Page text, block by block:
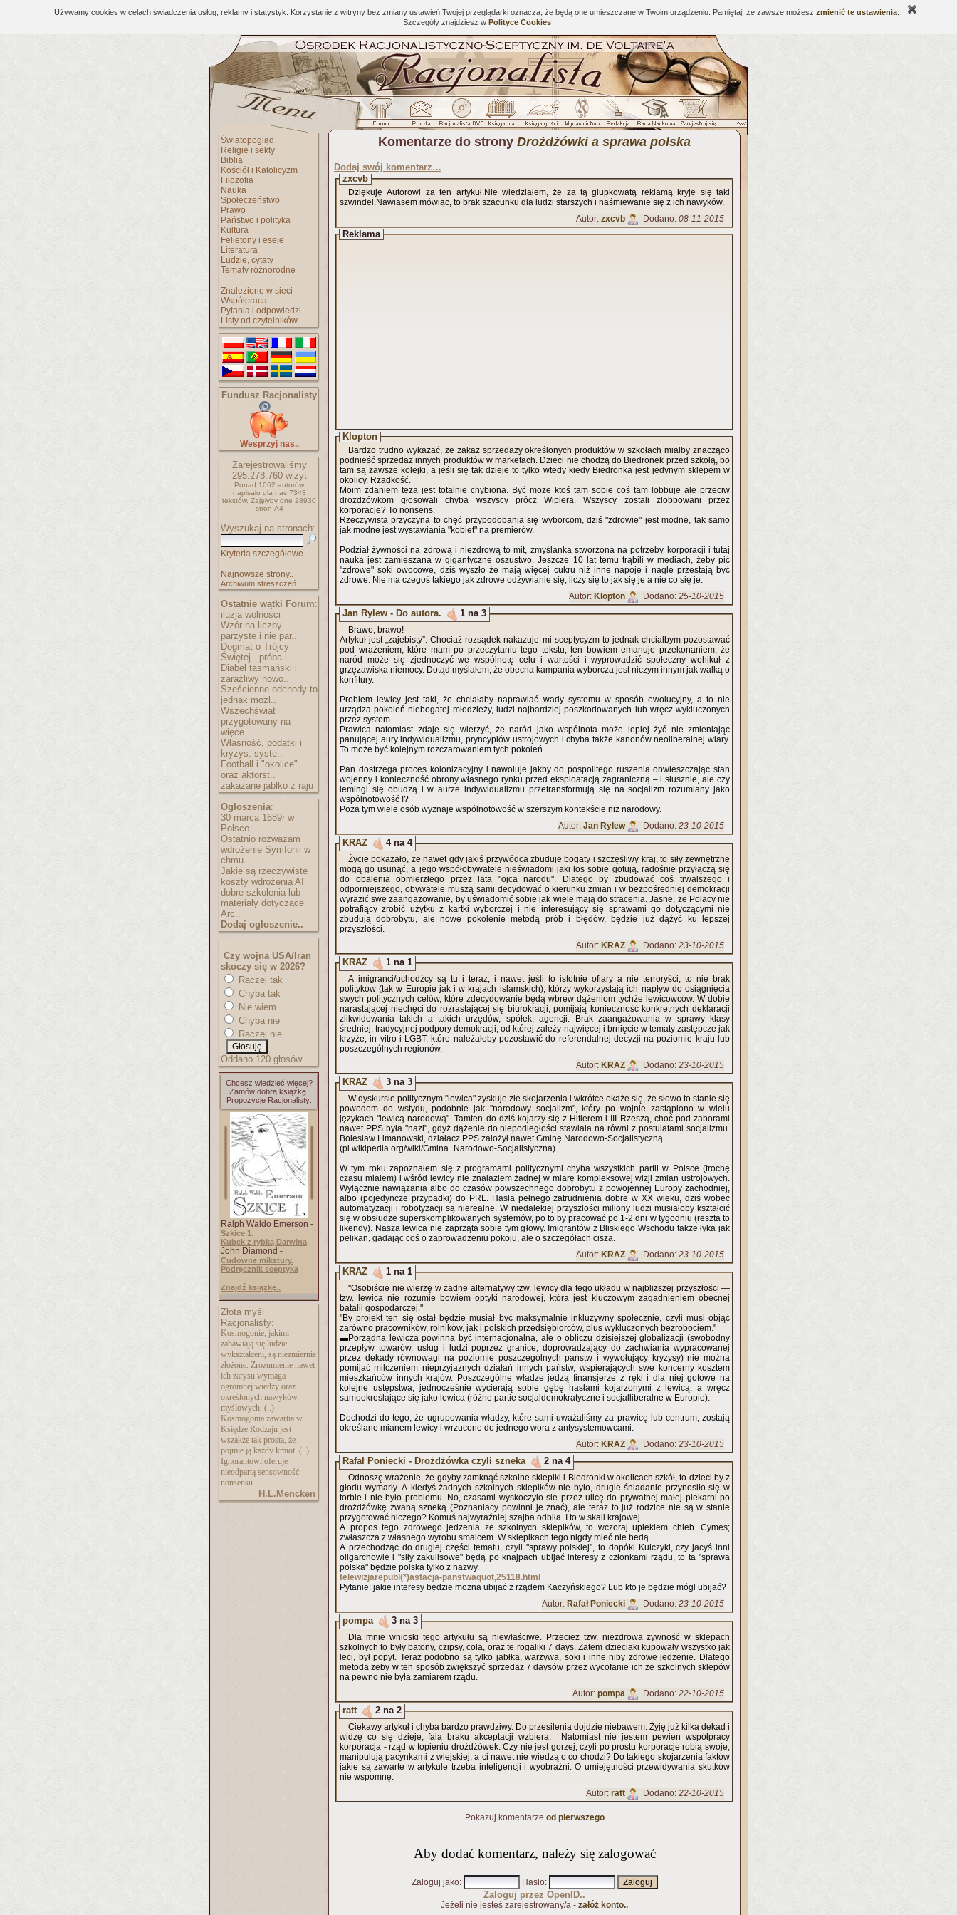
Używamy cookies w celach świadczenia usług, reklamy i statystyk. Korzystanie z witryny bez zmiany ustawień Twojej przeglądarki oznacza, że będą one umieszczane w Twoim urządzeniu. Pamiętaj, że zawsze możesz zmienić te ustawienia
Szczegóły znajdziesz w Polityce Cookies
Światopogląd
Religie i sekty
Biblia
Kościół i Katolicyzm
Filozofia
Nauka
Społeczeństwo
Prawo
Państwo i polityka
Kultura
Felietony i eseje
Literatura
Ludzie, cytaty
Tematy różnorodne
Znalezione w sieci
Współpraca
Pytania i odpowiedzi
Listy od czytelników
Fundusz Racjonalisty
Wesprzyj nas..
Zarejestrowaliśmy
295.278.760wizyt
Ponad 1062 autorów
napisało dla nas 7343
tekstów. Zajęłyby one 28930
stron A4
Wyszukaj na stronach:
Kryteria szczegółowe
Najnowsze strony..
Archiwum streszczeń..
Ostatnie wątki Forum:
iluzja wolności
Wzór na liczby
parzyste i nie par..
Dogmat o Trójcy
Świętej - próba l..
Diabeł tasmański i
zaraźliwy nowo..
Sześcienne odchody-to
jednak możl..
Wszechświat
przygotowany na
więce..
Własność, podatki i
kryzys: syste..
Football i "okolice"
oraz aktorst..
zakazane jabłko z raju
Ogłoszenia:
30 marca 1689r w
Polsce
Ostatnio rozważam
wdrożenie Symfonii w
chmu..
Jakie są rzeczywiste
koszty wdrożenia AI
dobre szkolenia lub
materiały dotyczące
Arc..
Dodaj ogłoszenie..
Czy wojna USA/Iran
skoczy się w 2026?
Raczej tak
Chyba tak
Nie wiem
Chyba nie
Raczej nie
Oddano 120 głosów.
Chcesz wiedzieć więcej?
Zamów dobrą książkę.
Propozycje Racjonalisty:
Ralph Waldo Emerson -
Szkice 1.
Kubek z rybką Darwina
John Diamond -
Cudowne mikstury.
Podręcznik sceptyka
Znajdź książkę..
Złota myśl
Racjonalisty:
Kosmogonie, jakimi
zabawiają się ludzie
wykształceni, są niezmiernie
złożone. Zrozumienie nawet
ich zarysu wymaga
ogromnej wiedzy oraz
określonych nawyków
myślowych. (..)
Kosmogonia zawartia w
Księdze Rodzaju jest
wszakże tak prosta, że
pojmie ją każdy kmiot. (..)
Ignorantowi oferuje
nieodpartą sensowność
nonsensu.
H.L.Mencken
Komentarze do strony Drożdżówki a sprawa polska
Dodaj swój komentarz…
zxcvb
Dziękuję Autorowi za ten artykuł.Nie wiedziałem, że za tą głupkowatą reklamą kryje się taki
szwindel.Nawiasem mówiąc, to brak szacunku dla ludzi starszych i naśmiewanie się z ich nawyków.
Autor: zxcvb Dodano: 08-11-2015
Reklama
Klopton
Bardzo trudno wykazać, że zakaz sprzedaży określonych produktów w szkołach miałby znacząco
podnieść sprzedaż innych produktów w marketach. Dzieci nie chodzą do Biedronek przed szkołą, bo
tam są zawsze kolejki, a jeśli się tak dzieje to tylko wtedy kiedy Biedronka jest jedynym sklepem w
okolicy. Rzadkość.
Moim zdaniem teza jest totalnie chybiona. Być może ktoś tam sobie coś tam lobbuje ale przeciw
drożdżówkom głosowali chyba wszyscy prócz Wiplera. Wszyscy zostali zlobbowani przez
korporacje? To nonsens.
Rzeczywista przyczyna to chęć przypodobania się wyborcom, dziś "zdrowie" jest modne, tak samo
jak modne jest wystawiania "kobiet" na premierów.
Podział żywności na zdrową i niezdrową to mit, zmyślanka stworzona na potrzeby korporacji i tutaj
nauka jest zamieszana w gigantyczne oszustwo. Jeszcze 10 lat temu trąbili w mediach, żeby pić
"zdrowe" soki owocowe, dziś wyszło że mają więcej cukru niż inne napoje i nagle przestają być
zdrowe. Nie ma czegoś takiego jak zdrowe odżywianie się, liczy się to jak się je a nie co się je.
Autor: Klopton Dodano: 25-10-2015
Jan Rylew - Do autora. 1 na 3
Brawo, brawo!
Artykuł jest „zajebisty”. Chociaż rozsądek nakazuje mi sceptycyzm to jednak chciałbym pozostawać
pod wrażeniem, które mam po przeczytaniu tego tekstu, ten bowiem emanuje przekonaniem, że
naród może się zjednoczyć we wspólnotę celu i wartości i wyprowadzić społeczny wehikuł z
grzęzawiska niemocy. Dotąd myślałem, że obecna kampania wyborcza jest niczym innym jak walką o
konfitury.
Problem lewicy jest taki, że chciałaby naprawiać wady systemu w sposób ewolucyjny, a to nie
urządza pokoleń niebogatej młodzieży, ludzi najbardziej poszkodowanych lub wręcz wykluczonych
przez system.
Prawica natomiast zdaje się wierzyć, że naród jako wspólnota może lepiej żyć nie zmieniając
panującej aury indywidualizmu, pryncypiów ustrojowych i chyba także kanonów neoliberalnej wiary.
To może być kolejnym rozczarowaniem tych pokoleń.
Pan dostrzega proces kolonizacyjny i nawołuje jakby do pospolitego ruszenia obwieszczając stan
wojenny i konieczność obrony własnego rynku przed eksploatacją zagraniczną – i słusznie, ale czy
lemingi się obudzą i w aurze indywidualizmu przetransformują się na socjalizm rozumiany jako
wspólnotowość !?
Poza tym wiele osób wyznaje wspólnotowość w szerszym kontekście niż narodowy.
Autor: Jan Rylew Dodano: 23-10-2015
KRAZ 4 na 4
Życie pokazało, że nawet gdy jakiś przywódca zbuduje bogaty i szczęśliwy kraj, to siły zewnętrzne
mogą go usunąć, a jego współobywatele nieświadomi jaki los sobie gotują, radośnie przyłączą się
do obalenia obmierzłego przez lata "ojca narodu". Dlatego by zbudować coś trwalszego i
odporniejszego, obywatele muszą sami decydować o kierunku zmian i w bezpośredniej demokracji
wyrazić swe zaangażowanie, by uświadomić sobie jak wiele mają do stracenia. Jasne, że Polacy nie
potrafiący zrobić użytku z kartki wyborczej i nie interesujący się sprawami go dotyczącymi nie
zbudują dobrobytu, ale nowe pokolenie metodą prób i błędów, będzie już dążyć ku lepszej
przyszłości.
Autor: KRAZ Dodano: 23-10-2015
KRAZ 1 na 1
A imigranci/uchodźcy są tu i teraz, i nawet jeśli to istotnie ofiary a nie terroryści, to nie brak
polityków (tak w Europie jak i w krajach islamskich), którzy wykorzystają ich napływ do osiągnięcia
swych politycznych celów, które zdecydowanie będą wbrew dążeniom tychże lewicowców. W dobie
narastającej niechęci do rozrastającej się biurokracji, pomijają konieczność konkretnych deklaracji
zlikwidowania takich a takich urzędów, spółek, agencji. Brak zaangażowania w sprawy klasy
średniej, tradycyjnej podpory demokracji, od której zależy najwięcej i brnięcie w tematy zastępcze jak
krzyże, in vitro i LGBT, które należałoby pozostawić do referendalnej decyzji na poziomie kraju lub
poszczególnych regionów.
Autor: KRAZ Dodano: 23-10-2015
KRAZ 3 na 3
W dyskursie politycznym "lewica" zyskuje złe skojarzenia i wkrótce okaże się, że słowo to stanie się
powodem do wstydu, podobnie jak "narodowy socjalizm", który po wojnie zastąpiono w wielu
językach "lewicą narodową". Tamten do dziś kojarzy się z Hitlerem i III Rzeszą, choć pod zaborami
nawet PPS była "nazi", gdyż dążenie do niepodległości stawiała na równi z postulatami socjalizmu.
Bolesław Limanowski, działacz PPS założył nawet Gminę Narodowo-Socjalistyczną
(pl.wikipedia.org/wiki/Gmina_Narodowo-Socjalistyczna).
W tym roku zapoznałem się z programami politycznymi chyba wszystkich partii w Polsce (trochę
czasu miałem) i wśród lewicy nie znalazłem żadnej w miarę kompleksowej wizji zmian ustrojowych.
Wyłącznie nawiązania albo do czasów powszechnego dobrobytu z powojennej Europy zachodniej,
albo (pojedyncze przypadki) do PRL. Hasła pełnego zatrudnienia dobre w XX wieku, dziś wobec
automatyzacji i robotyzacji są nierealne. W niedalekiej przyszłości miliony ludzi musiałoby kształcić
się w obsłudze superskomplikowanych systemów, po to by pracować po 1-2 dni w tygodniu (reszta to
łikendy). Nasza lewica nie zaprząta sobie tym głowy. Imigrantów z Bliskiego Wschodu także łyka jak
pelikan, gadając coś o zaprowadzeniu pokoju, ale o szczegółach cisza.
Autor: KRAZ Dodano: 23-10-2015
KRAZ 1 na 1
"Osobiście nie wierzę w żadne alternatywy tzw. lewicy dla tego układu w najbliższej przyszłości —
tzw. lewica nie rozumie bowiem optyki narodowej, która jest kluczowym zagadnieniem obecnej
batalii gospodarczej."
"By projekt ten się ostał będzie musiał być maksymalnie inkluzywny społecznie, czyli musi objąć
zarówno pracowników, rolników, jak i polskich przedsiębiorców, plus wykluczonych bezrobociem."
▬Porządna lewicza powinna być internacjonalna, ale o obliczu dzisiejszej globalizacji (swobodny
przepływ towarów, usług i ludzi poprzez granice, doprowadzający do zachwiania wypracowanej
przez dekady równowagi na poziomie poszczególnych państw i wywołujący kryzysy) nie można
pomijać milczeniem nieprzyjaznych działań innych państw, wspierających swe koncerny kosztem
mieszkańców innych krajów. Poszczególne władze jedzą finansjerze z ręki i dla niej gotowe na
kolejne ustępstwa, jednocześnie wycierają sobie gębę hasłami kojarzonymi z lewicą, a wręcz
samookreślające się jako lewica (różne partie socjaldemokratyczne i socjalliberalne w Europie).
Dochodzi do tego, że ugrupowania władzy, które sami uważaliśmy za prawicę lub centrum, zostają
określane mianem lewicy i wrzucone do jednego wora z antysystemowcami.
Autor: KRAZ Dodano: 23-10-2015
Rafał Poniecki - Drożdżówka czyli szneka 2 na 4
Odnoszę wrażenie, że gdyby zamknąć szkolne sklepiki i Biedronki w okolicach szkół, to dzieci by z
głodu wymarły. A kiedyś żadnych szkolnych sklepików nie było, drugie śniadanie przynosiło się w
torbie i nie było problemu. No, czasami wyskoczyło sie przez ulicę do prywatnej małej piekarni po
drożdżówkę zwaną szneką (Poznaniacy powinni je znać), ale teraz to już rodzice nie są w stanie
przygotować niczego? Komuś najwyraźniej szajba odbiła. I to w skali krajowej.
A propos tego zdrowego jedzenia ze szkolnych sklepików, to wczoraj upiekłem chleb. Cymes;
zwłaszcza z własnego wyrobu smalcem. W sklepikach tego nigdy mieć nie bedą.
A przechodząc do drugiej części tematu, czyli "sprawy polskiej", to dopóki Kulczyki, czy jacyś inni
oligarchowie i "siły zakulisowe" będą po knajpach ubijać interesy z członkami rządu, to ta "sprawa
polska" będzie polska tylko z nazwy.
telewizjarepubl(*)astacja-panstwaquot,25118.html
Pytanie: jakie interesy będzie można ubijać z rządem Kaczyńskiego? Lub kto je będzie mógł ubijać?
Autor: Rafał Poniecki Dodano: 23-10-2015
pompa 3 na 3
Dla mnie wnioski tego artykułu są niewłaściwe. Przecież tzw. niezdrowa żywność w sklepach
szkolnych to były batony, czipsy, cola, oraz te rogaliki 7 days. Zatem dzieciaki kupowały wszystko jak
leci, był popyt. Teraz podobno są tylko jabłka, warzywa, soki i inne niby zdrowe jedzenie. Dlatego
metoda żeby w ten sposób zwiększyć sprzedaż 7 daysów przez wycofanie ich ze szkolnych sklepów
na pewno nie była zamiarem rządu.
Autor: pompa Dodano: 22-10-2015
ratt 2 na 2
Ciekawy artykuł i chyba bardzo prawdziwy. Do przesilenia dojdzie niebawem. Żyję już kilka dekad i
widzę co się dzieje, fala braku akceptacji wzbiera. Natomiast nie jestem pewien współpracy
korporacja - rząd w topieniu drożdżówek. Czy nie jest gorzej, czyli po prostu korporacje robią swoje,
manipulują pacynkami z wiejskiej, a ci nawet nie wiedzą o co chodzi? Do takiego skojarzenia faktów
jakie są zawarte w artykule trzeba inteligencji i wyobraźni. O umiejętności przewidywania skutków
nie wspomnę.
Autor: ratt Dodano: 22-10-2015
Pokazuj komentarze od pierwszego
Aby dodać komentarz, należy się zalogować
Zaloguj jako: Hasło:
Zaloguj przez OpenID..
Jeżeli nie jesteś zarejestrowany/a - załóż konto..